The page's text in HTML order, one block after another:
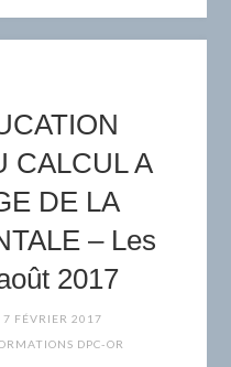
1°MAI
2017"
CALCUL A
DE LA
– Les
2017
7 FÉVRIER 2017
DPC-OR